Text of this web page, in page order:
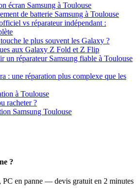
écran Samsung à Toulouse
de batterie Samsung à Toulouse
vs réparateur indépendant :
le plus souvent les Galaxy ?
aux Galaxy Z Fold et Z Flip
un réparateur Samsung fiable à Toulouse
: une réparation plus complexe que les
à Toulouse
racheter ?
Samsung Toulouse
?
PC en panne — devis gratuit en 2 minutes